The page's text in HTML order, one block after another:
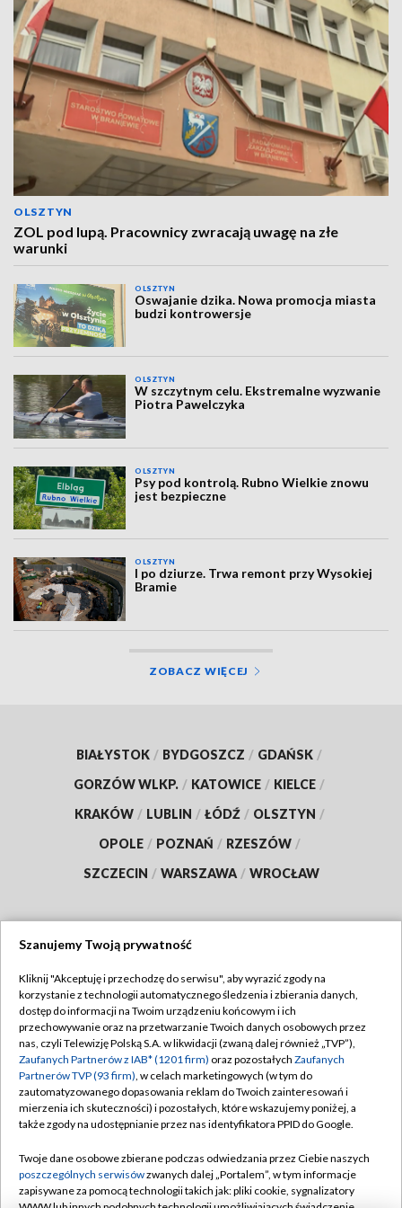
OLSZTYN
ZOL pod lupą. Pracownicy zwracają uwagę na złe
warunki
OLSZTYN
Oswajanie dzika. Nowa promocja miasta
budzi kontrowersje
OLSZTYN
W szczytnym celu. Ekstremalne wyzwanie
Piotra Pawelczyka
OLSZTYN
Psy pod kontrolą. Rubno Wielkie znowu
jest bezpieczne
OLSZTYN
I po dziurze. Trwa remont przy Wysokiej
Bramie
ZOBACZ WIĘCEJ
BIAŁYSTOK / BYDGOSZCZ / GDAŃSK /
GORZÓW WLKP. / KATOWICE / KIELCE /
KRAKÓW / LUBLIN / ŁÓDŹ / OLSZTYN /
OPOLE / POZNAŃ / RZESZÓW /
SZCZECIN / WARSZAWA / WROCŁAW
TVP
Abonament TVP
Emisja w TVP
Centrum informacji TVP
Naziemna Telewizja Cyfrowa
Rada Programowa
System NOS
Regulamin TVP
Polityka prywatności
Moje zgody
Pomoc
Kontakt
Szanujemy Twoją prywatność
Kliknij "Akceptuję i przechodzę do serwisu", aby wyrazić zgody na
korzystanie z technologii automatycznego śledzenia i zbierania danych,
dostęp do informacji na Twoim urządzeniu końcowym i ich
przechowywanie oraz na przetwarzanie Twoich danych osobowych przez
nas, czyli Telewizję Polską S.A. w likwidacji (zwaną dalej również „TVP”),
Zaufanych Partnerów z IAB* (1201 firm) oraz pozostałych Zaufanych
Partnerów TVP (93 firm), w celach marketingowych (w tym do
zautomatyzowanego dopasowania reklam do Twoich zainteresowań i
mierzenia ich skuteczności) i pozostałych, które wskazujemy poniżej, a
także zgody na udostępnianie przez nas identyfikatora PPID do Google.
Twoje dane osobowe zbierane podczas odwiedzania przez Ciebie naszych
poszczególnych serwisówzwanych dalej „Portalem”, w tym informacje
zapisywane za pomocą technologii takich jak: pliki cookie, sygnalizatory